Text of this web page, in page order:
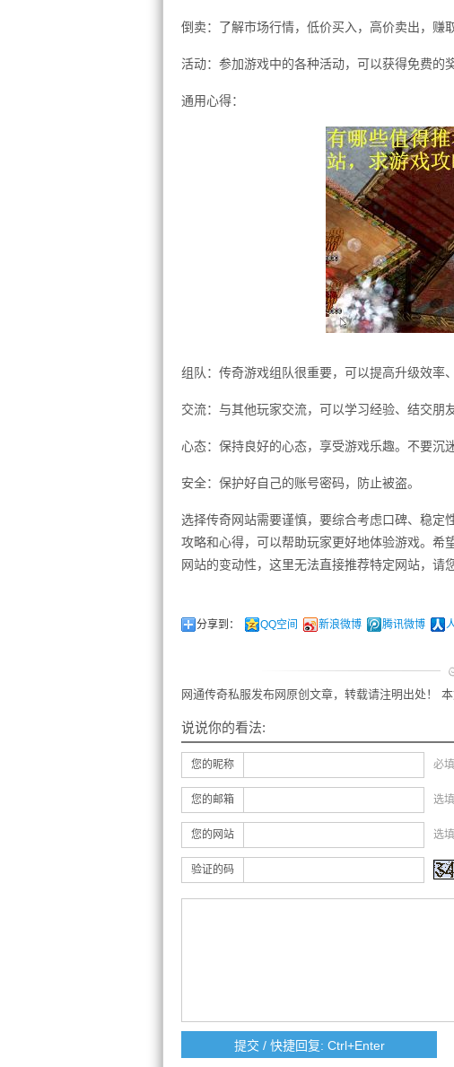
倒卖：了解市场行情，低价买入，高价卖出，赚
活动：参加游戏中的各种活动，可以获得免费的奖
通用心得：
组队：传奇游戏组队很重要，可以提高升级效率
交流：与其他玩家交流，可以学习经验、结交朋友
心态：保持良好的心态，享受游戏乐趣。不要沉
安全：保护好自己的账号密码，防止被盗。
选择传奇网站需要谨慎，要综合考虑口碑、稳定
攻略和心得，可以帮助玩家更好地体验游戏。希
网站的变动性，这里无法直接推荐特定网站，请
分享到： QQ空间 新浪微博 腾讯微博
网通传奇私服发布网原创文章，转载请注明出处！ 本
说说你的看法:
您的昵称 必填
您的邮箱 选填
您的网站 选填
验证的码